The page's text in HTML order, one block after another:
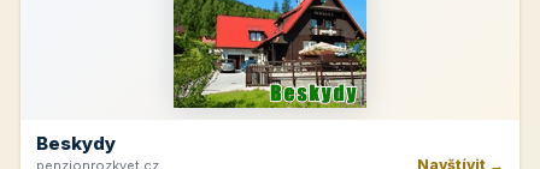
Beskydy
penzionrozkvet.cz Navštívit →